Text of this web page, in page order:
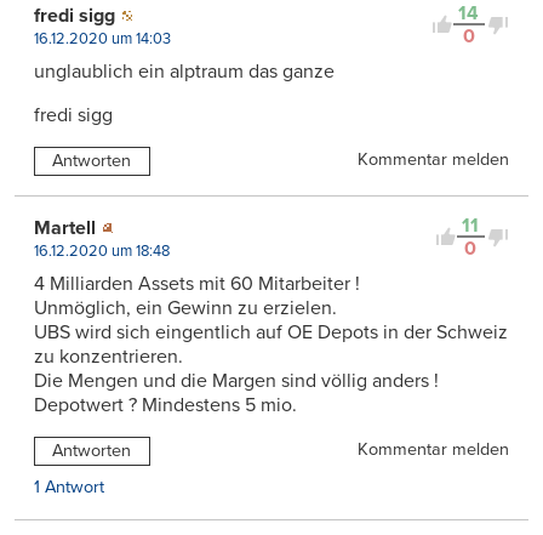
14
0
fredi sigg
16.12.2020 um 14:03
unglaublich ein alptraum das ganze
fredi sigg
Antworten Kommentar melden
11
0
Martell
16.12.2020 um 18:48
4 Milliarden Assets mit 60 Mitarbeiter !
Unmöglich, ein Gewinn zu erzielen.
UBS wird sich eingentlich auf OE Depots in der Schweiz
zu konzentrieren.
Die Mengen und die Margen sind völlig anders !
Depotwert ? Mindestens 5 mio.
Antworten
Kommentar melden
1 Antwort